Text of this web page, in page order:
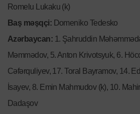
Romelu Lukaku (k)
Baş məşqçi: Domeniko Tedesko
Azərbaycan: 1. Şahruddin
Məmmədov, 5. Anton Krivotsyuk, 6.
Cəfərquliyev, 17. Toral Bayramov, 14.
İsayev, 8. Emin Mahmudov (k), 10.
Dadaşov